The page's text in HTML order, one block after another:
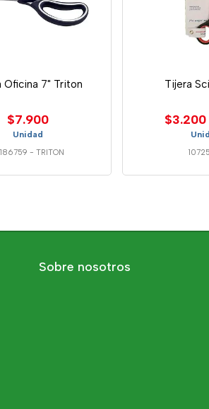
Oficina 7" Triton
$7.900
Unidad
- TRITON
Tijera
$3.200
Sobre nosotros